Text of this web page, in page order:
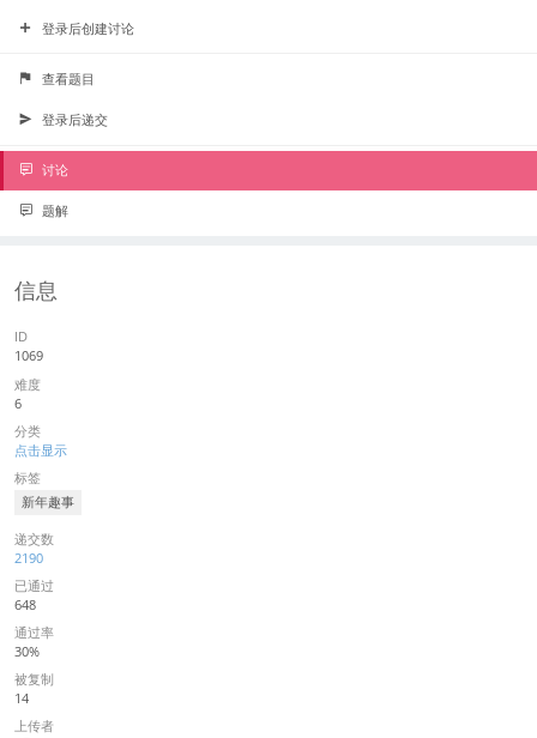
登录后创建讨论
查看题目
登录后递交
讨论
题解
信息
ID
1069
难度
6
分类
点击显示
标签
新年趣事
递交数
2190
已通过
648
通过率
30%
被复制
14
上传者